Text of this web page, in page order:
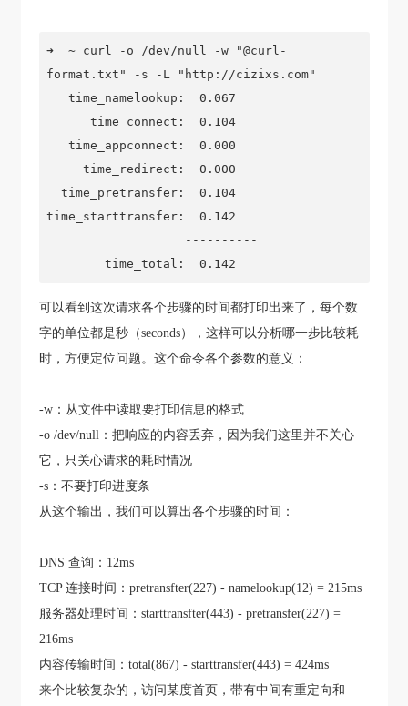
➜  ~ curl -o /dev/null -w "@curl-
format.txt" -s -L "http://cizixs.com"
time_namelookup:  0.067
time_connect:  0.104
time_appconnect:  0.000
time_redirect:  0.000
time_pretransfer:  0.104
time_starttransfer:  0.142
----------
time_total:  0.142
可以看到这次请求各个步骤的时间都打印出来了，每个数
字的单位都是秒（seconds），这样可以分析哪一步比较耗
时，方便定位问题。这个命令各个参数的意义：
-w：从文件中读取要打印信息的格式
-o /dev/null：把响应的内容丢弃，因为我们这里并不关心
它，只关心请求的耗时情况
-s：不要打印进度条
从这个输出，我们可以算出各个步骤的时间：
DNS 查询：12ms
TCP 连接时间：pretransfter(227) - namelookup(12) = 215ms
服务器处理时间：starttransfter(443) - pretransfer(227) =
216ms
内容传输时间：total(867) - starttransfer(443) = 424ms
来个比较复杂的，访问某度首页，带有中间有重定向和